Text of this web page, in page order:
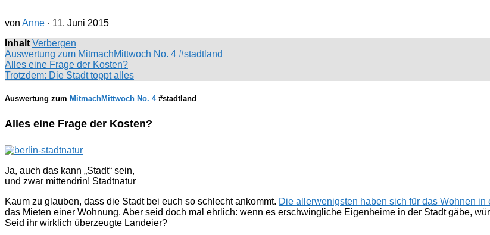
von Anne · 11. Juni 2015
Inhalt Verbergen
Auswertung zum MitmachMittwoch No. 4 #stadtland
Alles eine Frage der Kosten?
Trotzdem: Die Stadt toppt alles
Auswertung zum MitmachMittwoch No. 4#stadtland
Alles eine Frage der Kosten?
Ja, auch das kann „Stadt“ sein,
und zwar mittendrin! Stadtnatur
Kaum zu glauben, dass die Stadt bei euch so schlecht ankommt. Die allerwenigsten haben sich für das Wohnen in
das Mieten einer Wohnung. Aber seid doch mal ehrlich: wenn es erschwingliche Eigenheime in der Stadt gäbe,
Seid ihr wirklich überzeugte Landeier?